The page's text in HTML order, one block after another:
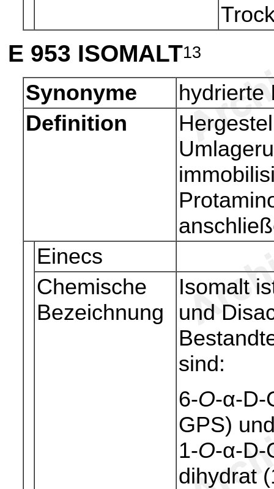
E 953 ISOMALT13
Synonyme
hydrierte
Definition
Einecs
Chemische
Bezeichnung
Isomalt
und
sind:
6-O-α-D-
GPS)
1-O-α-D-
dihydrat